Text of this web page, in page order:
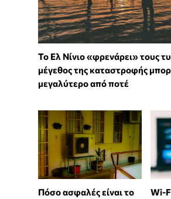
Το Ελ Νίνιο «φρενάρει» τους
μέγεθος της καταστροφής
μεγαλύτερο από ποτέ
Πόσο ασφαλές είναι το
Wi-